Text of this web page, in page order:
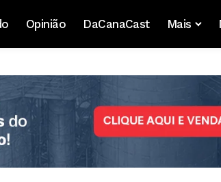
Opinião DaCanaCast Mais